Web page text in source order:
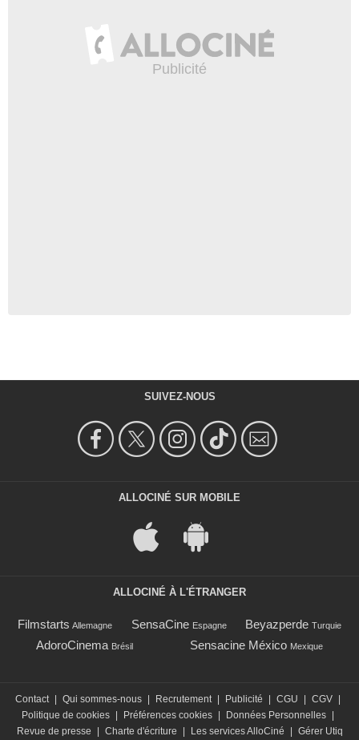
SUIVEZ-NOUS
ALLOCINÉ SUR MOBILE
ALLOCINÉ À L'ÉTRANGER
Filmstarts Allemagne SensaCine Espagne Beyazperde Turquie
AdoroCinema Brésil Sensacine México Mexique
Contact | Qui sommes-nous | Recrutement | Publicité | CGU | CGV |
Politique de cookies | Préférences cookies | Données Personnelles |
Revue de presse
| Charte d'écriture | Les services AlloCiné | Gérer Utiq